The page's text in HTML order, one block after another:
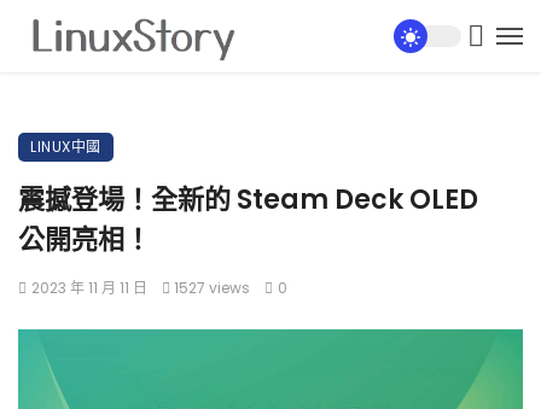
LINUX中國
震撼登場！全新的 Steam Deck OLED
公開亮相！
2023 年 11 月 11 日 1527 views 0